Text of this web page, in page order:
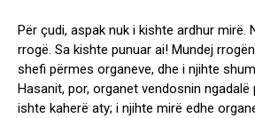
Për çudi, aspak nuk i kishte ardhur mirë.
rrogë. Sa kishte punuar ai! Mundej
shefi përmes organeve, dhe i njihte
Hasanit, por, organet vendosnin ngadalë
ishte kaherë aty; i njihte mirë edhe